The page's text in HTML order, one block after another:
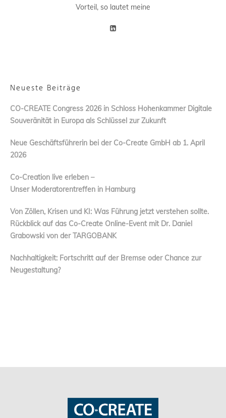
Vorteil, so lautet meine
Neueste Beiträge
CO-CREATE Congress 2026 in Schloss Hohenkammer Digitale
Souveränität in Europa als Schlüssel zur Zukunft
Neue Geschäftsführerin bei der Co-Create GmbH ab 1. April
2026
Co-Creation live erleben –
Unser Moderatorentreffen in Hamburg
Von Zöllen, Krisen und KI: Was Führung jetzt verstehen sollte.
Rückblick auf das Co-Create Online-Event mit Dr. Daniel
Grabowski von der TARGOBANK
Nachhaltigkeit: Fortschritt auf der Bremse oder Chance zur
Neugestaltung?